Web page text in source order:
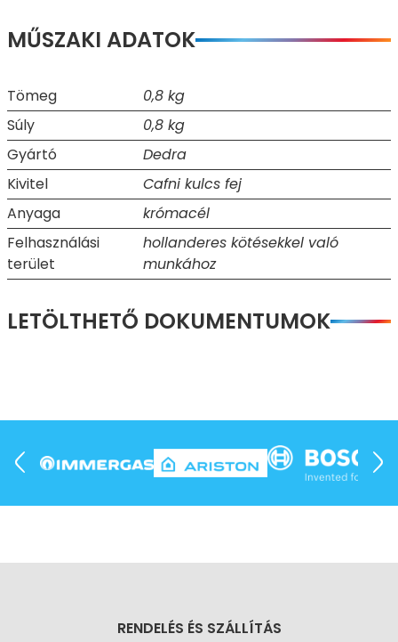
MŰSZAKI ADATOK
Tömeg
0,8 kg
Súly
0,8 kg
Gyártó
Dedra
Kivitel
Cafni kulcs fej
Anyaga
krómacél
Felhasználási
terület
hollanderes kötésekkel való
munkához
LETÖLTHETŐ DOKUMENTUMOK
RENDELÉS ÉS SZÁLLÍTÁS